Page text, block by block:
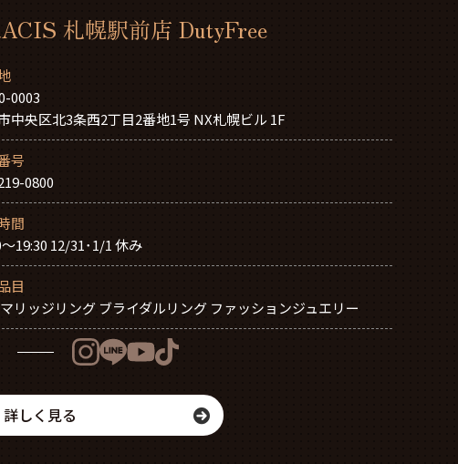
札幌駅前店 DutyFree
0003
中央区北3条西2丁目2番地1号 NX札幌ビル 1F
号
0800
間
～19:30 12/31･1/1 休み
目
リッジリング ブライダルリング ファッションジュエリー
詳しく見る